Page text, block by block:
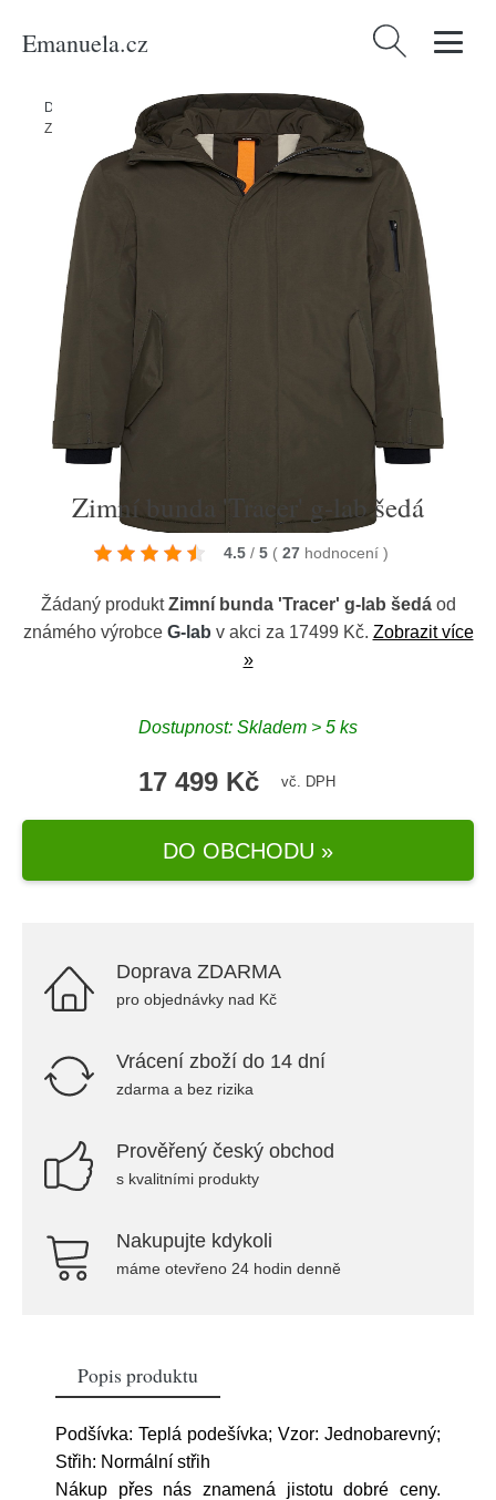
Emanuela.cz Vyhledávání
Domů Produkty/Muži /Oblečení /Udržitelnost Bundy & kabáty
Zimní bunda 'Tracer' g-lab šedá
Zimní bunda 'Tracer' g-lab šedá
4.5 / 5 ( 27 hodnocení )
Žádaný produktZimní bunda 'Tracer' g-lab šedáod
známého výrobce G-lab v akci za 17499 Kč. Zobrazit více
»
Dostupnost: Skladem > 5 ks
17 499 Kč vč. DPH
DO OBCHODU »
Doprava ZDARMA
pro objednávky nad Kč
Vrácení zboží do 14 dní
zdarma a bez rizika
Prověřený český obchod
s kvalitními produkty
Nakupujte kdykoli
máme otevřeno 24 hodin denně
Popis produktu
Podšívka: Teplá podešívka; Vzor: Jednobarevný;
Střih: Normální střih
Nákup přes nás znamená jistotu dobré ceny.